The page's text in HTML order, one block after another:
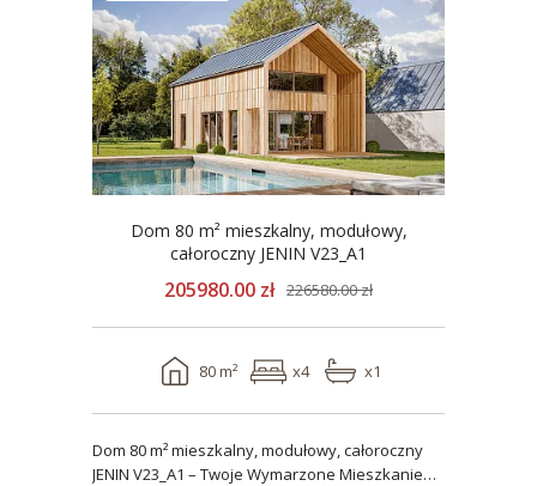
Dom 80 m² mieszkalny, modułowy,
całoroczny JENIN V23_A1
205980.00 zł 226580.00 zł
80 m² x4 x1
Dom 80 m² mieszkalny, modułowy, całoroczny
JENIN V23_A1 – Twoje Wymarzone Mieszkanie